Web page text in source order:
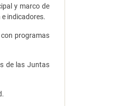
y marco de
indicadores.
programas
de las Juntas